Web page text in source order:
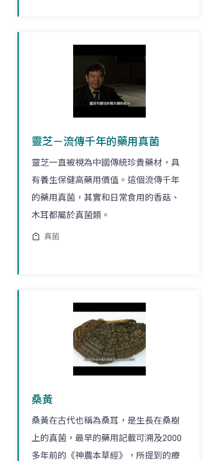
靈芝－流傳千年的藥用真菌
靈芝一直被視為中國傳統珍貴藥材，具
有養生保健高藥用價值。這個流傳千年
的藥用真菌，其實和日常食用的香菇、
木耳都屬於真菌類。
真菌
桑黃
桑黃在古代也稱為桑耳，是生長在桑樹
上的真菌，最早的藥用記載可溯及2000
多年前的《神農本草經》，所提到的療